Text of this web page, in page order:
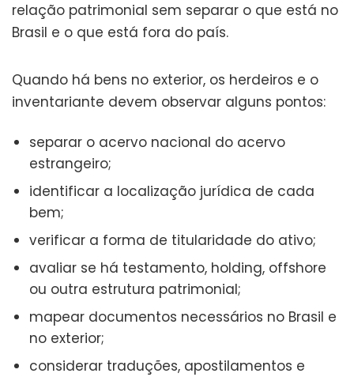
relação patrimonial sem separar o que está no
Brasil e o que está fora do país.
Quando há bens no exterior, os herdeiros e o
inventariante devem observar alguns pontos:
separar o acervo nacional do acervo
estrangeiro;
identificar a localização jurídica de cada
bem;
verificar a forma de titularidade do ativo;
avaliar se há testamento, holding, offshore
ou outra estrutura patrimonial;
mapear documentos necessários no Brasil e
no exterior;
considerar traduções, apostilamentos e